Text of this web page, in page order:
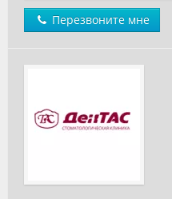
Перезвоните мне